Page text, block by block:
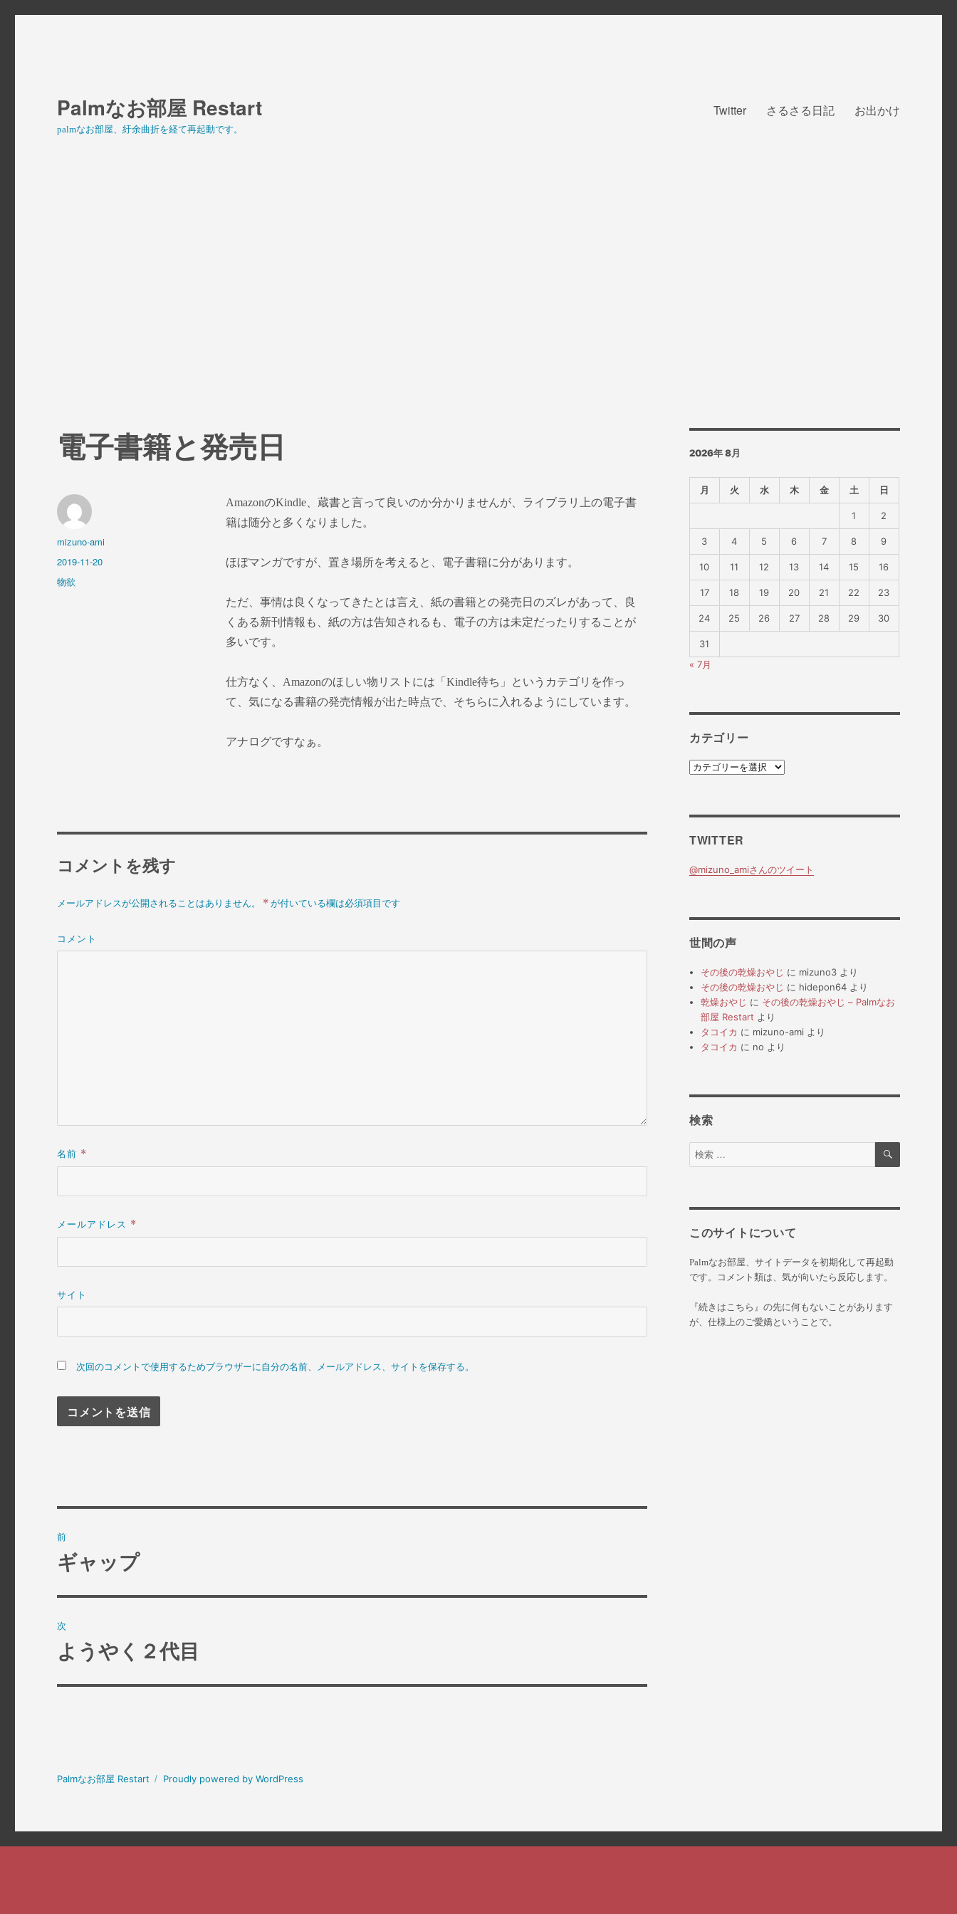
Palmなお部屋 Restart
palmなお部屋、紆余曲折を経て再起動です。
Twitter さるさる日記 お出かけ
電子書籍と発売日
AmazonのKindle、蔵書と言って良いのか分かりませんが、ライブラリ上の電子書
籍は随分と多くなりました。
ほぼマンガですが、置き場所を考えると、電子書籍に分があります。
ただ、事情は良くなってきたとは言え、紙の書籍との発売日のズレがあって、良
くある新刊情報も、紙の方は告知されるも、電子の方は未定だったりすることが
多いです。
仕方なく、Amazonのほしい物リストには「Kindle待ち」というカテゴリを作っ
て、気になる書籍の発売情報が出た時点で、そちらに入れるようにしています。
アナログですなぁ。
投
稿
mizuno-ami
投
稿
日:
2019-11-20
カ
物欲
コメントを残す
メールアドレスが公開されることはありません。 * が付いている欄は必須項目です
コメント
名前 *
メールアドレス *
サイト
次回のコメントで使用するためブラウザーに自分の名前、メールアドレス、サイトを保存する。
稿
ゲ
前
過
の
投
ギャップ
次
次
の
投
ようやく２代目
2026年 8月
月 火 水 木 金 土 日
1 2
3 4 5 6 7 8 9
10 11 12 13 14 15 16
17 18 19 20 21 22 23
24 25 26 27 28 29 30
31
« 7月
カテゴリー
カ
TWITTER
@mizuno_amiさんのツイート
世間の声
その後の乾燥おやじ に mizuno3 より
その後の乾燥おやじ に hidepon64 より
乾燥おやじ に その後の乾燥おやじ – Palmなお
部屋 Restart より
タコイカ に mizuno-ami より
タコイカ に no より
検索
検
索
検
このサイトについて
Palmなお部屋、サイトデータを初期化して再起動
です。コメント類は、気が向いたら反応します。
『続きはこちら』の先に何もないことがあります
が、仕様上のご愛嬌ということで。
Palmなお部屋 Restart Proudly powered by WordPress